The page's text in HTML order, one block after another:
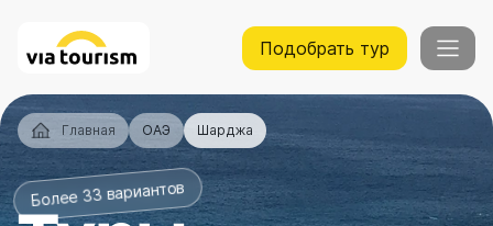
Подобрать тур
Главная ОАЭ Шарджа
Более 33 вариантов